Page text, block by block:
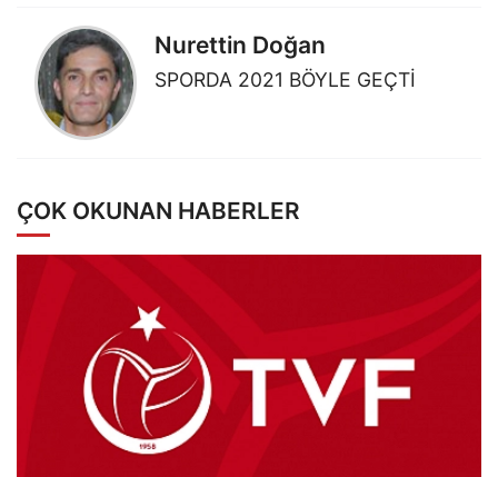
Nurettin Doğan
SPORDA 2021 BÖYLE GEÇTİ
ÇOK OKUNAN HABERLER